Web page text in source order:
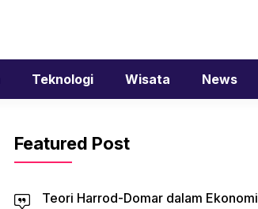
Teknologi Wisata News
Featured Post
Teori Harrod-Domar dalam Ekonomi